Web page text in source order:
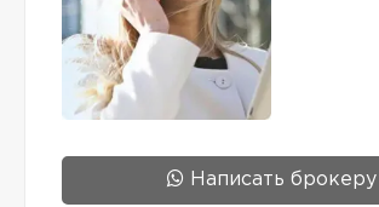
Написать брокеру